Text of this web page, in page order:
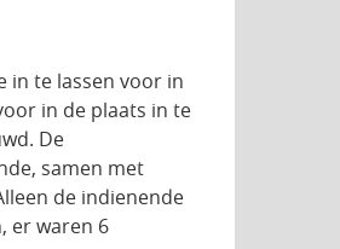
in te lassen voor in
in de plaats in te
De
samen met
de indienende
er waren 6